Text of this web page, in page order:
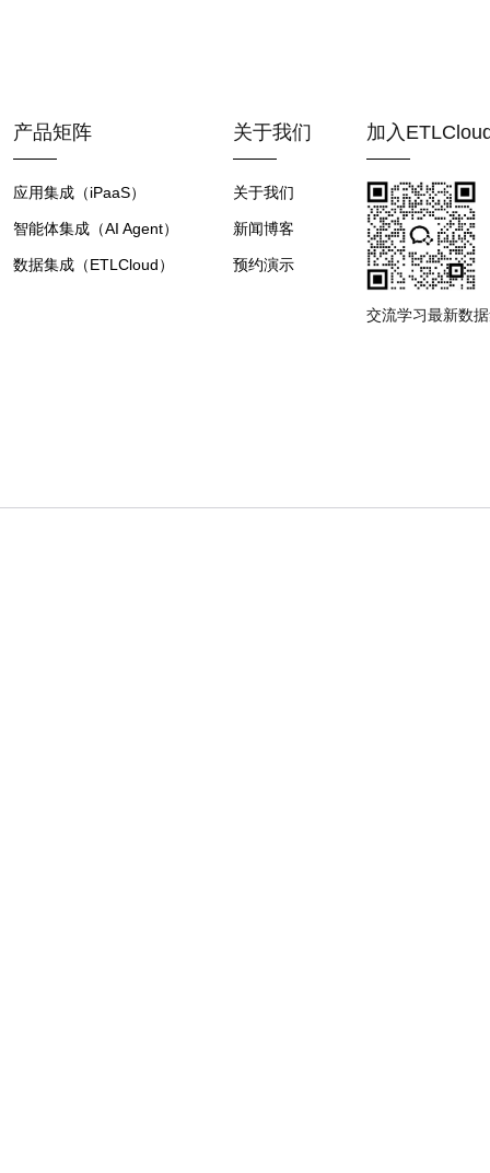
产品矩阵
应用集成（iPaaS）
智能体集成（AI Agent）
数据集成（ETLCloud）
关于我们
关于我们
新闻博客
预约演示
加入
交流学习最新数